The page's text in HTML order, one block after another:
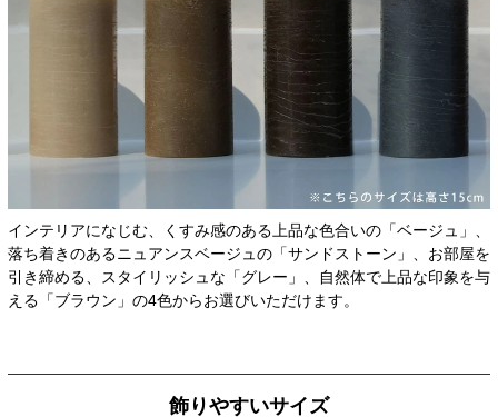
インテリアになじむ、くすみ感のある上品な色合いの「ベージュ」、
落ち着きのあるニュアンスベージュの「サンドストーン」、お部屋を
引き締める、スタイリッシュな「グレー」、自然体で上品な印象を与
える「ブラウン」の4色からお選びいただけます。
飾りやすいサイズ